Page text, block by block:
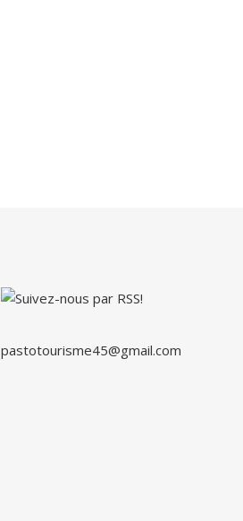
pastotourisme45@gmail.com